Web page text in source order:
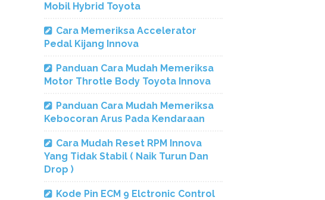
Mobil Hybrid Toyota
Cara Memeriksa Accelerator
Pedal Kijang Innova
Panduan Cara Mudah Memeriksa
Motor Throtle Body Toyota Innova
Panduan Cara Mudah Memeriksa
Kebocoran Arus Pada Kendaraan
Cara Mudah Reset RPM Innova
Yang Tidak Stabil ( Naik Turun Dan
Drop )
Kode Pin ECM 9 Elctronic Control